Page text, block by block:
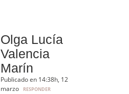
Olga Lucía
Valencia
Marín
Publicado en 14:38h, 12
marzo
RESPONDER